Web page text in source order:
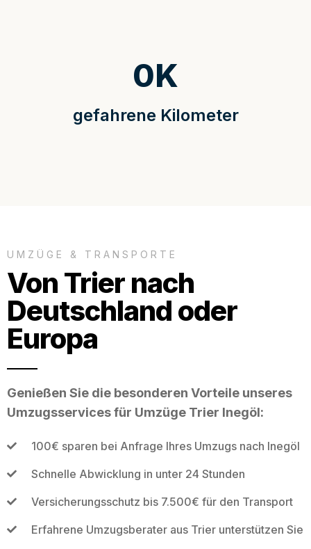
gefahrene Kilometer
0K
UMZÜGE & TRANSPORTE
Von Trier nach
Deutschland oder
Europa
Genießen Sie die besonderen Vorteile unseres
Umzugsservices für Umzüge Trier Inegöl:
100€ sparen bei Anfrage Ihres Umzugs nach Inegöl
Schnelle Abwicklung in unter 24 Stunden
Versicherungsschutz bis 7.500€ für den Transport
Erfahrene Umzugsberater aus Trier unterstützen Sie